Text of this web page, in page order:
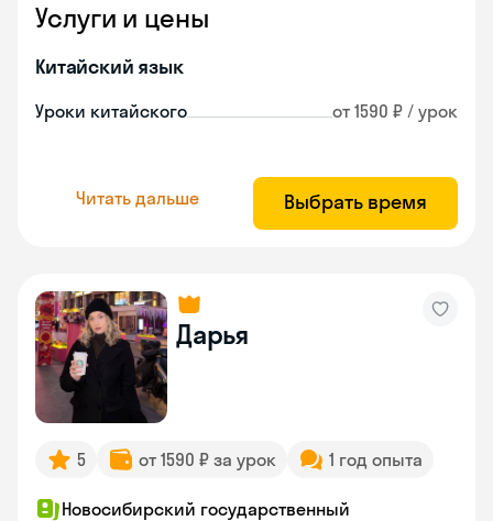
Услуги и цены
Китайский язык
Уроки китайского от 1590 ₽ / урок
Читать дальше Выбрать время
Дарья
5 от 1590 ₽ за урок 1 год опыта
Новосибирский государственный